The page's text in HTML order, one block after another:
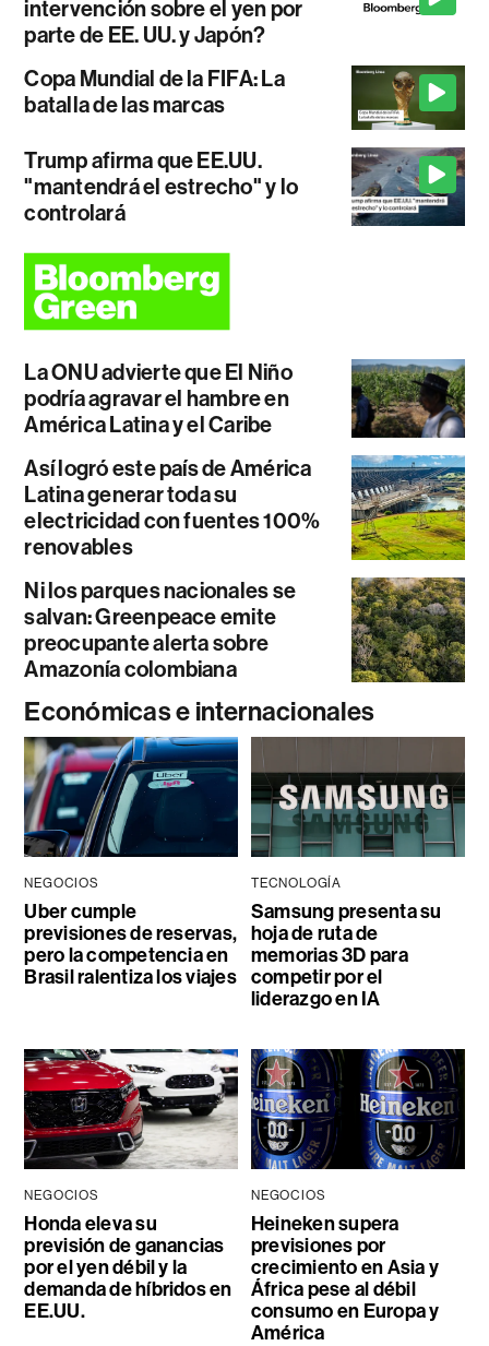
intervención sobre el yen por
parte de EE. UU. y Japón?
Copa Mundial de la FIFA: La
batalla de las marcas
Trump afirma que EE.UU.
"mantendrá el estrecho" y lo
controlará
La ONU advierte que El Niño
podría agravar el hambre en
América Latina y el Caribe
Así logró este país de América
Latina generar toda su
electricidad con fuentes 100%
renovables
Ni los parques nacionales se
salvan: Greenpeace emite
preocupante alerta sobre
Amazonía colombiana
Económicas e internacionales
NEGOCIOS
Uber cumple
previsiones de reservas,
pero la competencia en
Brasil ralentiza los viajes
TECNOLOGÍA
Samsung presenta su
hoja de ruta de
memorias 3D para
competir por el
liderazgo en IA
NEGOCIOS
Honda eleva su
previsión de ganancias
por el yen débil y la
demanda de híbridos en
EE.UU.
NEGOCIOS
Heineken supera
previsiones por
crecimiento en Asia y
África pese al débil
consumo en Europa y
América